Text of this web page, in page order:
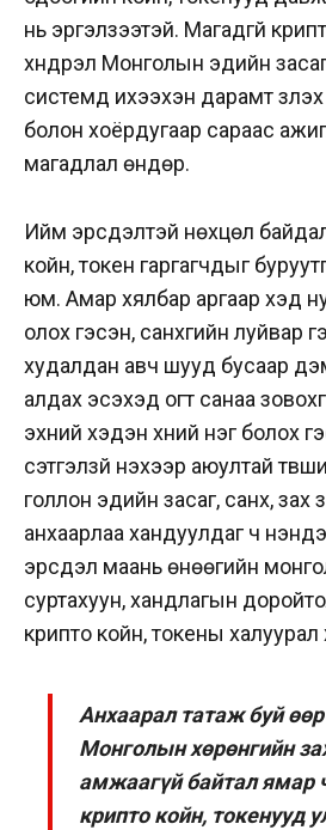
нь эргэлзээтэй. Магадгүй
хүндрэл Монголын эдийн засаг,
системд ихээхэн дарамт
болон хоёрдугаар сараас
магадлал өндөр.
Ийм эрсдэлтэй нөхцөл байдал
койн, токен гаргагчдыг
юм. Амар хялбар аргаар хэд
олох гэсэн, санхүүгийн луйвар
худалдан авч шууд бусаар
алдах эсэхэд огт санаа
эхний хэдэн хүний нэг болох
сэтгэлзүй үнэхээр аюултай
голлон эдийн засаг, санхүү,
анхаарлаа хандуулдаг ч
эрсдэл маань өнөөгийн
суртахуун, хандлагын
крипто койн, токены
Анхаарал татаж буй өөр
Монголын хөрөнгийн
амжаагүй байтал ямар
крипто койн, токенууд